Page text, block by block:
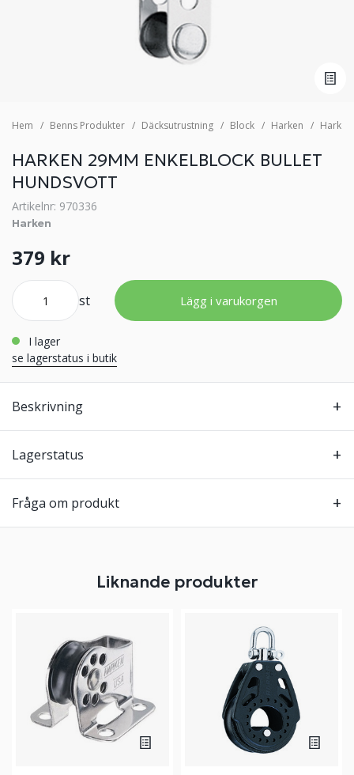
Hem Benns Produkter Däcksutrustning Block Harken
HARKEN 29MM ENKELBLOCK BULLET
HUNDSVOTT
Artikelnr: 970336
Harken
379 kr
st Lägg i varukorgen
i lager
se lagerstatus i butik
Beskrivning
Lagerstatus
Fråga om produkt
Liknande produkter